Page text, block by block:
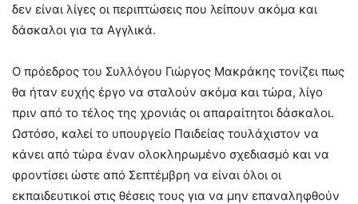
δεν είναι λίγες οι περιπτώσεις που λείπουν ακόμα και
δάσκαλοι για τα Αγγλικά.
Ο πρόεδρος του Συλλόγου Γιώργος Μακράκης τονίζει πως
θα ήταν ευχής έργο να σταλούν ακόμα και τώρα, λίγο
πριν από το τέλος της χρονιάς οι απαραίτητοι δάσκαλοι.
Ωστόσο, καλεί το υπουργείο Παιδείας τουλάχιστον να
κάνει από τώρα έναν ολοκληρωμένο σχεδιασμό και να
φροντίσει ώστε από Σεπτέμβρη να είναι όλοι οι
εκπαιδευτικοί στις θέσεις τους για να μην επαναληφθούν